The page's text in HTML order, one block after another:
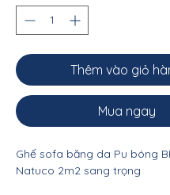
Thêm vào giỏ
Mua ngay
Ghế sofa băng da Pu bóng
Natuco 2m2 sang trọng